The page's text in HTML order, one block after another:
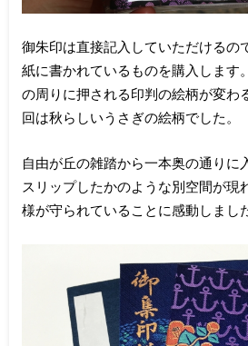
御朱印は直接記入していただけるの
紙に書かれているものを購入します
の周りに押される印判の絵柄が変わ
回は秋らしいうさぎの絵柄でした。
自由が丘の雑踏から一本奥の通りに
スリップしたかのような別空間が現
様が守られていることに感動しまし